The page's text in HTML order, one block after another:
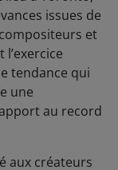
issues de
et
tendance qui
une
au record
aux créateurs